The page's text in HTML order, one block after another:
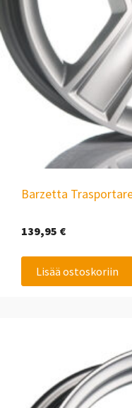
Barzetta
139,95 €
Lisää ostoskoriin